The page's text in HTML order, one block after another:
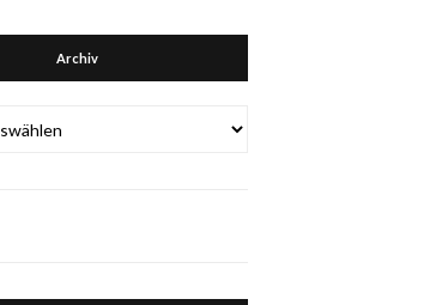
Archiv